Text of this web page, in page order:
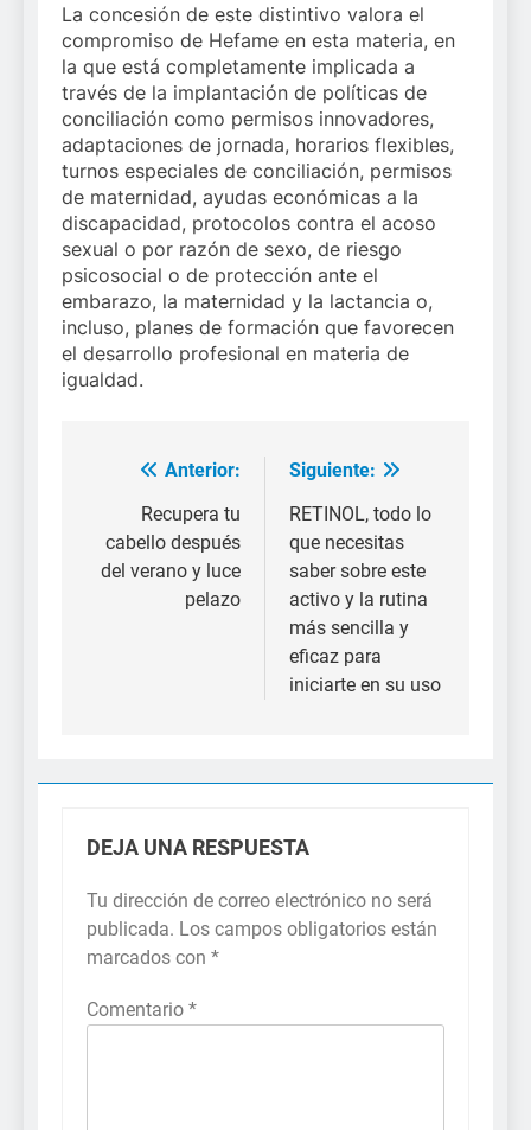
La concesión de este distintivo valora el
compromiso de Hefame en esta materia, en
la que está completamente implicada a
través de la implantación de políticas de
conciliación como permisos innovadores,
adaptaciones de jornada, horarios flexibles,
turnos especiales de conciliación, permisos
de maternidad, ayudas económicas a la
discapacidad, protocolos contra el acoso
sexual o por razón de sexo, de riesgo
psicosocial o de protección ante el
embarazo, la maternidad y la lactancia o,
incluso, planes de formación que favorecen
el desarrollo profesional en materia de
igualdad.
Navegación
entradas
Anterior:
Recupera tu
cabello después
del verano y luce
pelazo
Siguiente:
RETINOL, todo lo
que necesitas
saber sobre este
activo y la rutina
más sencilla y
eficaz para
iniciarte en su uso
DEJA UNA RESPUESTA
Tu dirección de correo electrónico no será
publicada. Los campos obligatorios están
marcados con *
Comentario *